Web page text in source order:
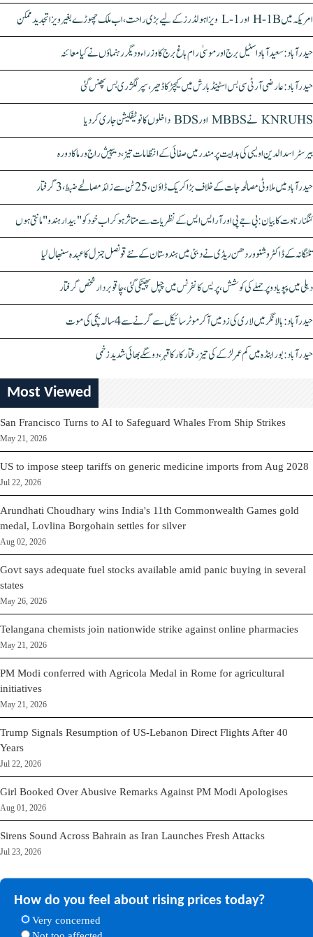
امریکہ میں H-1B اور L-1 ویزا ہولڈرز کے لیے بڑی راحت، اب ملک چھوڑے بغیر ویزا تجدید ممکن
حیدرآباد: سعیدآباد اسٹیل برج اور موسیٰ رام باغ برج کا وزراء و دیگر رہنماؤں نے کیا معائنہ
حیدرآباد: عارضی آر ٹی سی بس اسٹینڈ بارش میں کیچڑ کا ڈھیر، سپر لگژری بس پھنس گئی
KNRUHS نے MBBS اور BDS داخلوں کا نوٹیفکیشن جاری کر دیا
بیرسٹر اسدالدین اویسی کی ہدایت پر مندر میں صفائی کے انتظامات تیز، دیپیش راج ورما کا دورہ
حیدرآباد میں ملاوٹی مصالحہ جات کے خلاف بڑا کریک ڈاؤن، 25 ٹن سے زائد مصالحے ضبط، 3 گرفتار
کنگنا رناوت کا بیان: بی جے پی اور آر ایس ایس کے نظریات سے متاثر ہو کر اب خود کو "بیدار ہندو" مانتی ہوں
تلنگانہ کے ڈاکٹر وشنو وردھن ریڈی نے دبئی میں ہندوستان کے نئے قونصل جنرل کا عہدہ سنبھال لیا
دہلی میں پپو یادو پر حملے کی کوشش، پریس کانفرنس میں چپل پھینکی گئی، چاقو بردار شخص گرفتار
حیدرآباد: بالا نگر میں لاری کی زد میں آکر موٹرسائیکل سے گرنے سے 4 سالہ بچی کی موت
حیدرآباد: بورابنڈہ میں کم عمر لڑکے کی تیز رفتار کار کا قہر، دو سگے بھائی شدید زخمی
Most Viewed
San Francisco Turns to AI to Safeguard Whales From Ship Strikes
May 21, 2026
US to impose steep tariffs on generic medicine imports from Aug 2028
Jul 22, 2026
Arundhati Choudhary wins India's 11th Commonwealth Games gold
medal, Lovlina Borgohain settles for silver
Aug 02, 2026
Govt says adequate fuel stocks available amid panic buying in several
states
May 26, 2026
Telangana chemists join nationwide strike against online pharmacies
May 21, 2026
PM Modi conferred with Agricola Medal in Rome for agricultural
initiatives
May 21, 2026
Trump Signals Resumption of US-Lebanon Direct Flights After 40
Years
Jul 22, 2026
Girl Booked Over Abusive Remarks Against PM Modi Apologises
Aug 01, 2026
Sirens Sound Across Bahrain as Iran Launches Fresh Attacks
Jul 23, 2026
How do you feel about rising prices today?
Very concerned